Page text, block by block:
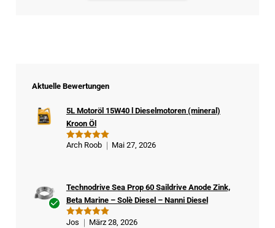
Aktuelle Bewertungen
Bewertet
5L Motoröl 15W40 l Dieselmotoren (mineral)
Kroon Öl
Arch Roob Mai 27, 2026
Bewertet
Technodrive Sea Prop 60 Saildrive Anode Zink,
Beta Marine – Solè Diesel – Nanni Diesel
Jos März 28, 2026